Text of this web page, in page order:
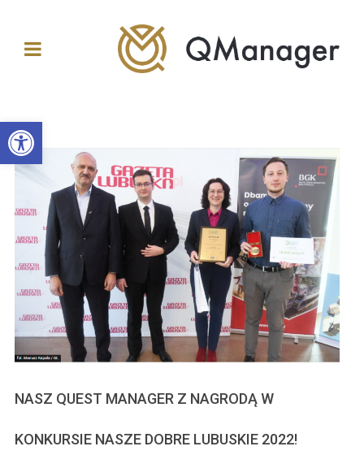
Otwórz pasek narzędzi
NASZ QUEST MANAGER Z NAGRODĄ W
KONKURSIE NASZE DOBRE LUBUSKIE 2022!